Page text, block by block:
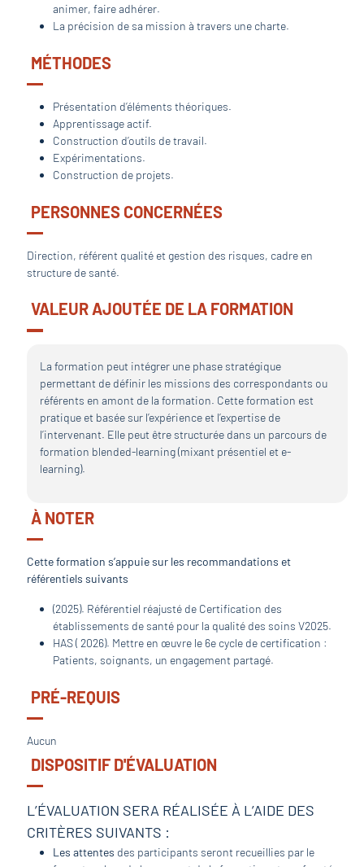
animer, faire adhérer.
La précision de sa mission à travers une charte.
MÉTHODES
Présentation d’éléments théoriques.
Apprentissage actif.
Construction d’outils de travail.
Expérimentations.
Construction de projets.
PERSONNES CONCERNÉES
Direction, référent qualité et gestion des risques, cadre en
structure de santé.
VALEUR AJOUTÉE DE LA FORMATION
La formation peut intégrer une phase stratégique
permettant de déﬁnir les missions des correspondants ou
référents en amont de la formation. Cette formation est
pratique et basée sur l’expérience et l’expertise de
l’intervenant. Elle peut être structurée dans un parcours de
formation blended-learning (mixant présentiel et e-
learning).
À NOTER
Cette formation s’appuie sur les recommandations et
référentiels suivants
(2025). Référentiel réajusté de Certification des
établissements de santé pour la qualité des soins V2025.
HAS ( 2026). Mettre en œuvre le 6e cycle de certification :
Patients, soignants, un engagement partagé.
PRÉ-REQUIS
Aucun
DISPOSITIF D'ÉVALUATION
L’ÉVALUATION SERA RÉALISÉE À L’AIDE DES
CRITÈRES SUIVANTS :
Les attentes des participants seront recueillies par le